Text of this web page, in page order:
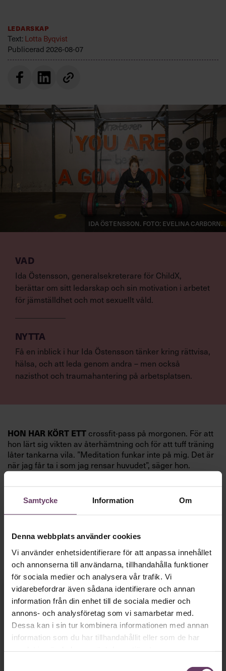
Samtycke Information Om
Denna webbplats använder cookies
Vi använder enhetsidentifierare för att anpassa innehållet
och annonserna till användarna, tillhandahålla funktioner
för sociala medier och analysera vår trafik. Vi
vidarebefordrar även sådana identifierare och annan
information från din enhet till de sociala medier och
annons- och analysföretag som vi samarbetar med.
Dessa kan i sin tur kombinera informationen med annan
information som du har tillhandahållit eller som de har
Ledarskap
Text: Lotta Byqvist
Publicerad 2026-08-07
VAD
Ida Östensson, generalsekreterare för ChildX,
berättar om sitt ledarskap och sin motivation i arbetet
för jämställdhet och mot sexuellt våld.
NYTTA
Få en inblick i hur Ida Östensson tänker kring rättvisa,
hälsa, och att leda genom andra – men också
nazisthot och traumahantering på arbetsplatsen.
Ida Östensson. Foto: Evelina Carborn.
HON HAR KÖRT ETT crossfit-pass på morgonen. För att
hon lärt sig vikten av återhämtning och för att tuff träning
låter tankarna vila. ”Meditation funkar inte på mig. Det är
när jag får ta i som jag rensar huvudet”, säger hon.
och sexuell exploatering av barn. En trygg uppväxt i en
diskussionslysten familj och ett par avgörande händelser i
hörd och stå upp mot orättvisor och övergrepp.
Fokuset på lösningar och målinriktade kampanjer har
präglat hela hennes karriär.
”Jag ältar inte problem, jag löser dem”, säger hon.
Fortsätt läsa kostnadsfritt!